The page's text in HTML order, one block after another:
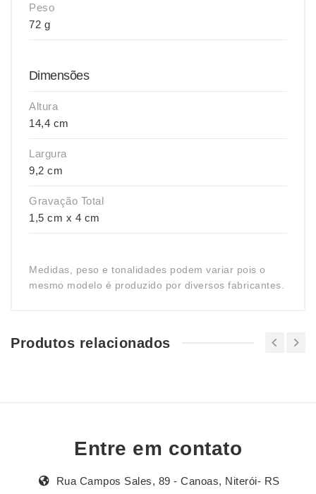
Peso
72 g
Dimensões
Altura
14,4 cm
Largura
9,2 cm
Gravação Total
1,5 cm x 4 cm
Medidas, peso e tonalidades podem variar pois o
mesmo modelo é produzido por diversos fabricantes.
Produtos relacionados
Entre em contato
Rua Campos Sales, 89 - Canoas, Niterói- RS